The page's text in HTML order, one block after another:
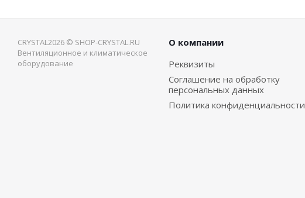
CRYSTAL2026 © SHOP-CRYSTAL.RU
Вентиляционное и климатическое
оборудование
О компании
Реквизиты
Соглашение на обработку
персональных данных
Политика конфиденциальности